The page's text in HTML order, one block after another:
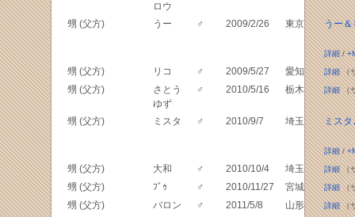
ロウ
甥 (父方) うー ♂ 2009/2/26 東京 うー＆
詳細/
甥 (父方) リコ ♂ 2009/5/27 愛知 詳細（
甥 (父方)
さとう
ゆず
♂ 2010/5/16 栃木 詳細（
甥 (父方) ミスタ ♂ 2010/9/7 埼玉 ミスタ
詳細/
甥 (父方) 大和 ♂ 2010/10/4 埼玉 詳細（
甥 (父方) ﾌﾞｩ ♂ 2010/11/27 宮城 詳細（
甥 (父方) バロン ♂ 2011/5/8 山形 詳細（